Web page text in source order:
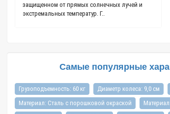
защищенном от прямых солнечных лучей и
экстремальных температур. Г..
Самые популярные
Грузоподъемность: 60 кг Диаметр колеса: 9,0 см
Материал: Сталь с порошковой окраской